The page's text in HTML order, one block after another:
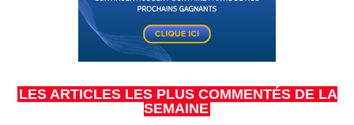
LES ARTICLES LES PLUS COMMENTÉS DE LA
SEMAINE